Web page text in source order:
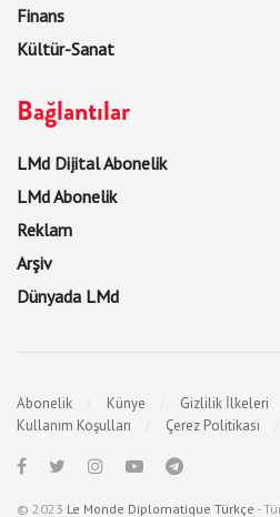
Finans
Kültür-Sanat
Bağlantılar
LMd Dijital Abonelik
LMd Abonelik
Reklam
Arşiv
Dünyada LMd
Abonelik Künye Gizlilik İlkeleri
Kullanım Koşulları
Çerez Politikası
© 2023 Le Monde Diplomatique Türkçe -